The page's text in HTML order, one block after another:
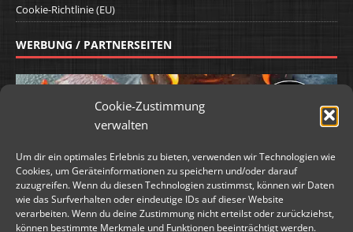
Cookie-Zustimmung
verwalten
Um dir ein optimales Erlebnis zu bieten, verwenden wir Technologien wie
Cookies, um Geräteinformationen zu speichern und/oder darauf
zuzugreifen. Wenn du diesen Technologien zustimmst, können wir Daten
wie das Surfverhalten oder eindeutige IDs auf dieser Website
verarbeiten. Wenn du deine Zustimmung nicht erteilst oder zurückziehst,
können bestimmte Merkmale und Funktionen beeinträchtigt werden.
Cookie-Richtlinie (EU)
WERBUNG / PARTNERSEITEN